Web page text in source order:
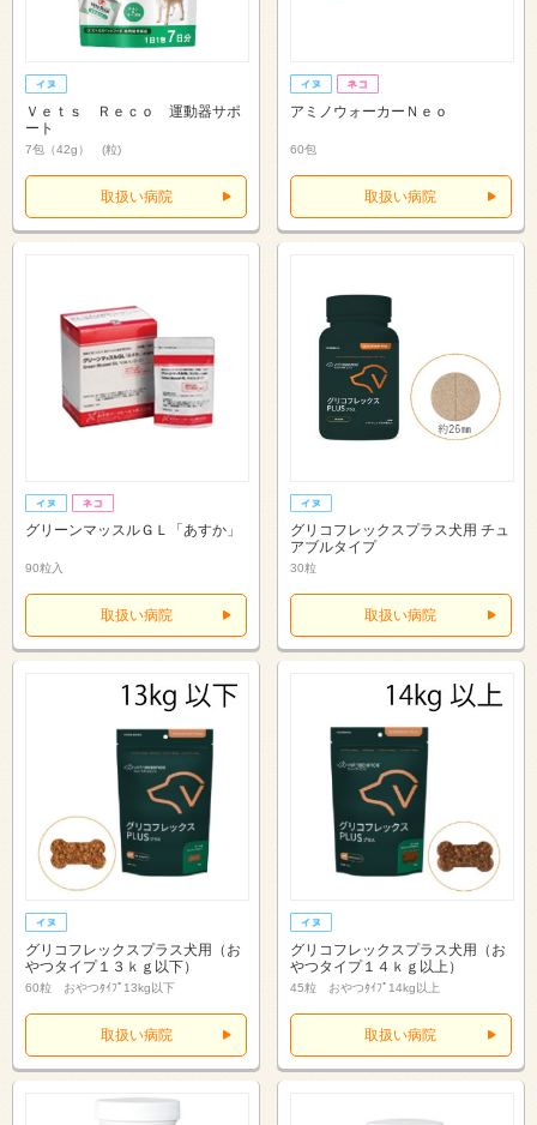
Ｖｅｔｓ Ｒｅｃｏ 運動器サポ
ート
7包（42g） (粒)
取扱い病院
アミノウォーカーＮｅｏ
60包
取扱い病院
グリーンマッスルＧＬ「あすか」
90粒入
取扱い病院
グリコフレックスプラス犬用 チュ
アブルタイプ
30粒
取扱い病院
グリコフレックスプラス犬用（お
やつタイプ１３ｋｇ以下）
60粒 おやつﾀｲﾌﾟ13kg以下
取扱い病院
グリコフレックスプラス犬用（お
やつタイプ１４ｋｇ以上）
45粒 おやつﾀｲﾌﾟ14kg以上
取扱い病院